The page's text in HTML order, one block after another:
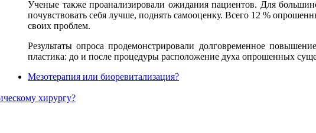
Ученые также проанализировали ожидания пациентов. Для
почувствовать себя лучше, поднять самооценку. Всего 12 %
своих проблем.
Результаты опроса продемонстрировали долговременное
пластика: до и после процедуры расположение духа опрошенных
Мезотерапия или биоревитализация?
хирургу?